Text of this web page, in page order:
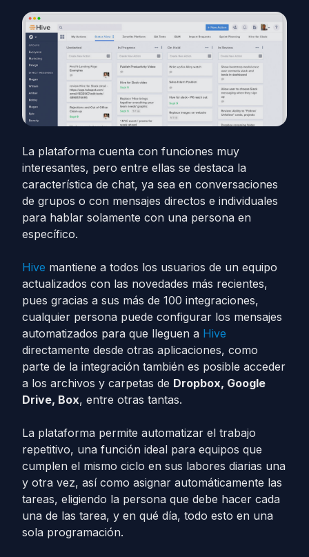
La plataforma cuenta con funciones muy
interesantes, pero entre ellas se destaca la
característica de chat, ya sea en conversaciones
de grupos o con mensajes directos e individuales
para hablar solamente con una persona en
específico.
Hive mantiene a todos los usuarios de un equipo
actualizados con las novedades más recientes,
pues gracias a sus más de 100 integraciones,
cualquier persona puede configurar los mensajes
automatizados para que lleguen a Hive
directamente desde otras aplicaciones, como
parte de la integración también es posible acceder
a los archivos y carpetas de Dropbox, Google
Drive, Box, entre otras tantas.
La plataforma permite automatizar el trabajo
repetitivo, una función ideal para equipos que
cumplen el mismo ciclo en sus labores diarias una
y otra vez, así como asignar automáticamente las
tareas, eligiendo la persona que debe hacer cada
una de las tarea, y en qué día, todo esto en una
sola programación.